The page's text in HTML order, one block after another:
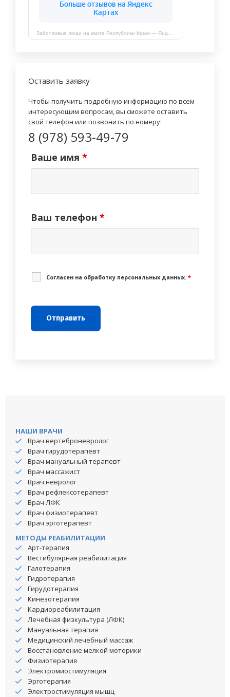
Оставить заявку
Чтобы получить подробную информацию по всем
интересующим вопросам, вы сможете оставить
свой телефон или позвонить по номеру:
8 (978) 593-49-79
Ваше имя *
Ваш телефон *
Cогласен на обработку персональных данных. *
НАШИ ВРАЧИ
Врач вертеброневролог
Врач гирудотерапевт
Врач мануальный терапевт
Врач массажист
Врач невролог
Врач рефлексотерапевт
Врач ЛФК
Врач физиотерапевт
Врач эрготерапевт
МЕТОДЫ РЕАБИЛИТАЦИИ
Арт-терапия
Вестибулярная реабилитация
Галотерапия
Гидротерапия
Гирудотерапия
Кинезотерапия
Кардиореабилитация
Лечебная физкультура (ЛФК)
Мануальная терапия
Медицинский лечебный массаж
Восстановление мелкой моторики
Физиотерапия
Электромиостимуляция
Эрготерапия
Электростимуляция мышц